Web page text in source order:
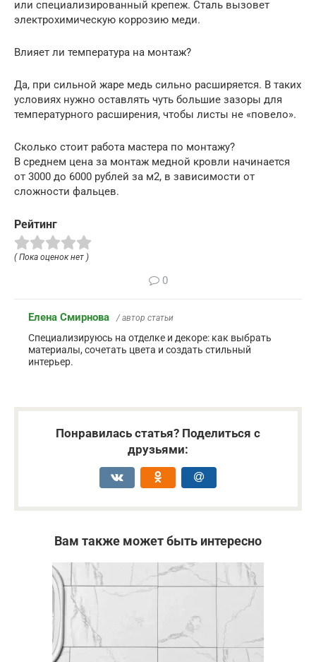
или специализированный крепеж. Сталь вызовет
электрохимическую коррозию меди.
Влияет ли температура на монтаж?
Да, при сильной жаре медь сильно расширяется. В таких
условиях нужно оставлять чуть большие зазоры для
температурного расширения, чтобы листы не «повело».
Сколько стоит работа мастера по монтажу?
В среднем цена за монтаж медной кровли начинается
от 3000 до 6000 рублей за м2, в зависимости от
сложности фальцев.
Рейтинг
( Пока оценок нет )
0
Елена Смирнова / автор статьи
Специализируюсь на отделке и декоре: как выбрать
материалы, сочетать цвета и создать стильный
интерьер.
Понравилась статья? Поделиться с
друзьями:
Вам также может быть интересно